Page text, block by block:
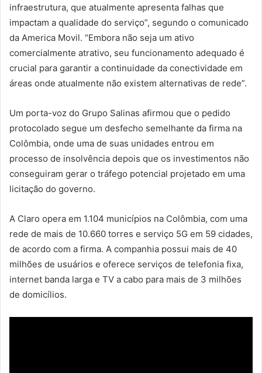
infraestrutura, que atualmente apresenta falhas que
impactam a qualidade do serviço”, segundo o comunicado
da America Movil. “Embora não seja um ativo
comercialmente atrativo, seu funcionamento adequado é
crucial para garantir a continuidade da conectividade em
áreas onde atualmente não existem alternativas de rede”.
Um porta-voz do Grupo Salinas afirmou que o pedido
protocolado segue um desfecho semelhante da firma na
Colômbia, onde uma de suas unidades entrou em
processo de insolvência depois que os investimentos não
conseguiram gerar o tráfego potencial projetado em uma
licitação do governo.
A Claro opera em 1.104 municípios na Colômbia, com uma
rede de mais de 10.660 torres e serviço 5G em 59 cidades,
de acordo com a firma. A companhia possui mais de 40
milhões de usuários e oferece serviços de telefonia fixa,
internet banda larga e TV a cabo para mais de 3 milhões
de domicílios.